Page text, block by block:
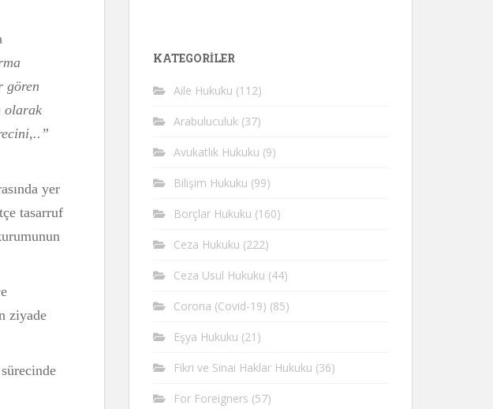
gören
olarak
yer
tasarruf
ziyade
KATEGORİLER
Aile Hukuku (112)
Arabuluculuk (37)
Avukatlık Hukuku (9)
Bilişim Hukuku (99)
Borçlar Hukuku (160)
Ceza Hukuku (222)
Ceza Usul Hukuku (44)
Corona (Covid-19) (85)
Eşya Hukuku (21)
Fikri ve Sinai Haklar Hukuku (36)
For Foreigners (57)